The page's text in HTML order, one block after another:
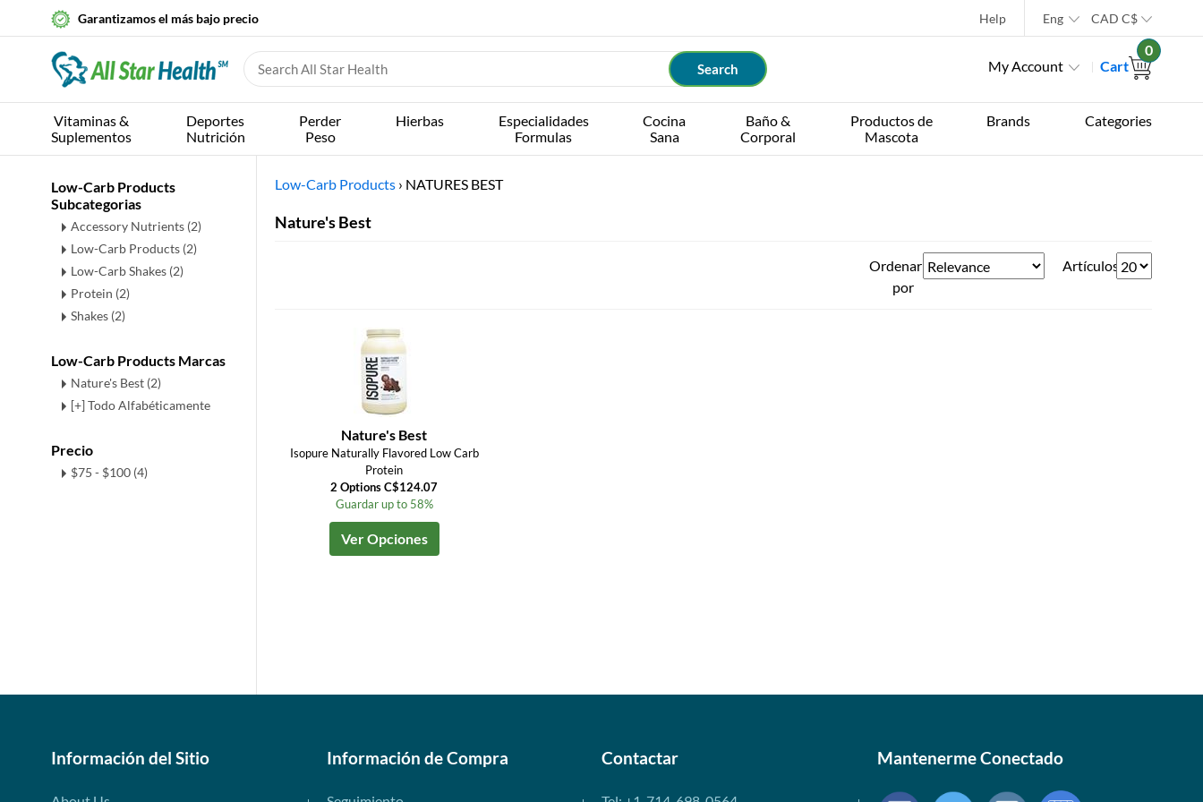
Garantizamos el más bajo precio Help Eng CAD C$
My Account Cart
0
Vitaminas &
Suplementos
Deportes
Nutrición
Perder
Peso
Hierbas
Especialidades
Formulas
Cocina
Sana
Baño &
Corporal
Productos de
Mascota
Brands Categories
Low-Carb Products
Subcategorias
Accessory Nutrients (2)
Low-Carb Products (2)
Low-Carb Shakes (2)
Protein (2)
Shakes (2)
Low-Carb Products Marcas
Nature's Best (2)
[+] Todo Alfabéticamente
Precio
$75 - $100 (4)
Low-Carb Products › NATURES BEST
Nature's Best
Ordenar
por
Artículos
Nature's Best
Isopure Naturally Flavored Low Carb
Protein
2 Options C$124.07
Guardar up to 58%
Ver Opciones
Información del Sitio Información de Compra Contactar Mantenerme Conectado